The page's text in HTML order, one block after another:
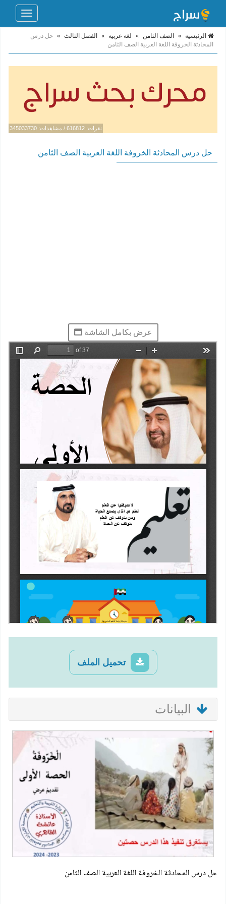
Toggle
الرئيسية » الصف الثامن » لغة عربية » الفصل الثالث » حل درس
المحادثة الخروفة اللغة العربية الصف الثامن
نقرات: 616812 / مشاهدات: 345033730
حل درس المحادثة الخروفة اللغة العربية الصف الثامن
عرض بكامل الشاشة
تحميل الملف
البيانات
حل درس المحادثة الخروفة اللغة العربية الصف الثامن